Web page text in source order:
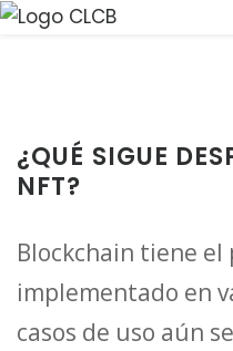
S
¿QUÉ SIGUE
NFT?
Blockchain tiene
implementado en
casos de uso aún